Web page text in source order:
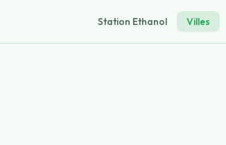
Station Ethanol Villes